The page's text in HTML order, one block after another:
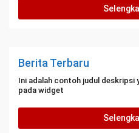
Berita Terbaru
Ini adalah contoh judul deskripsi
pada widget